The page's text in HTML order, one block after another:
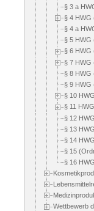
§ 3 a
§ 4 HWG
§ 4 a
§ 5 HWG
§ 6 HWG
§ 7 HWG
§ 8 HWG
§ 9 HWG
§ 10
§ 11
§ 12
§ 13 HWG
§ 14 HWG
§ 15
§ 16
Wettbewerb